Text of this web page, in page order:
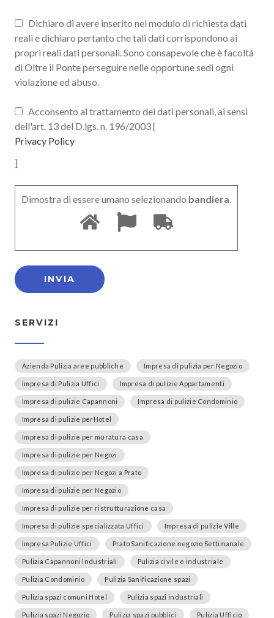
Dichiaro di avere inserito nel modulo di richiesta dati
reali e dichiaro pertanto che tali dati corrispondono ai
propri reali dati personali. Sono consapevole che è facoltà
di Oltre il Ponte perseguire nelle opportune sedi ogni
violazione ed abuso.
Acconsento al trattamento dei dati personali, ai sensi
dell'art. 13 del D.lgs. n. 196/2003 [
Privacy Policy
]
Dimostra di essere umano selezionando bandiera.
SERVIZI
Azienda Pulizia aree pubbliche Impresa di pulizia per Negozio
Impresa di Pulizia Uffici Impresa di pulizie Appartamenti
Impresa di pulizie Capannoni Impresa di pulizie Condominio
Impresa di pulizie perHotel
Impresa di pulizie per muratura casa
Impresa di pulizie per Negozi
Impresa di pulizie per Negozi a Prato
Impresa di pulizie per Negozio
Impresa di pulizie per ristrutturazione casa
Impresa di pulizie specializzata Uffici Impresa di pulizie Ville
Impresa Pulizie Uffici Prato Sanificazione negozio Settimanale
Pulizia Capannoni Industriali Pulizia civile e industriale
Pulizia Condominio Pulizia Sanificazione spazi
Pulizia spazi comuni Hotel Pulizia spazi industriali
Pulizia spazi Negozio Pulizia spazi pubblici Pulizia Ufficio